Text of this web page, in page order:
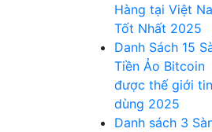
Hàng tại Việt
Tốt Nhất 2025
Danh Sách 15
Tiền Ảo Bitcoin
được thế giới tin
dùng 2025
Danh sách 3